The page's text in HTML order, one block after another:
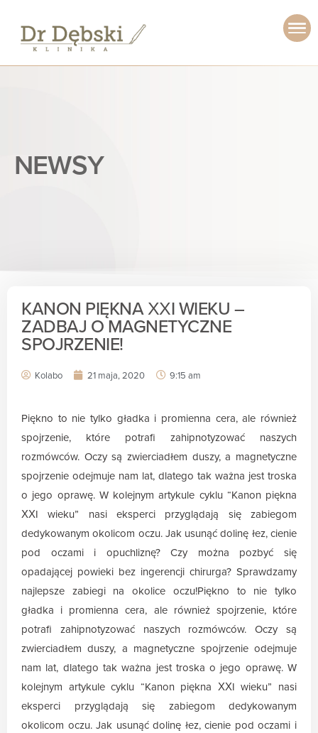
NEWSY
KANON PIĘKNA XXI WIEKU –
ZADBAJ O MAGNETYCZNE
SPOJRZENIE!
Kolabo 21 maja, 2020 9:15 am
Piękno to nie tylko gładka i promienna cera, ale również
spojrzenie, które potrafi zahipnotyzować naszych
rozmówców. Oczy są zwierciadłem duszy, a magnetyczne
spojrzenie odejmuje nam lat, dlatego tak ważna jest troska
o jego oprawę. W kolejnym artykule cyklu “Kanon piękna
XXI wieku” nasi eksperci przyglądają się zabiegom
dedykowanym okolicom oczu. Jak usunąć dolinę łez, cienie
pod oczami i opuchliznę? Czy można pozbyć się
opadającej powieki bez ingerencji chirurga? Sprawdzamy
najlepsze zabiegi na okolice oczu!Piękno to nie tylko
gładka i promienna cera, ale również spojrzenie, które
potrafi zahipnotyzować naszych rozmówców. Oczy są
zwierciadłem duszy, a magnetyczne spojrzenie odejmuje
nam lat, dlatego tak ważna jest troska o jego oprawę. W
kolejnym artykule cyklu “Kanon piękna XXI wieku” nasi
eksperci przyglądają się zabiegom dedykowanym
okolicom oczu. Jak usunąć dolinę łez, cienie pod oczami i